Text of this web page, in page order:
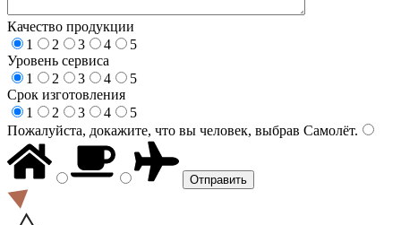
Качество продукции
1
2 3 4
5
Уровень сервиса
1
2 3 4
5
Срок изготовления
1
2 3 4
5
Пожалуйста, докажите, что вы человек, выбрав Самолёт.